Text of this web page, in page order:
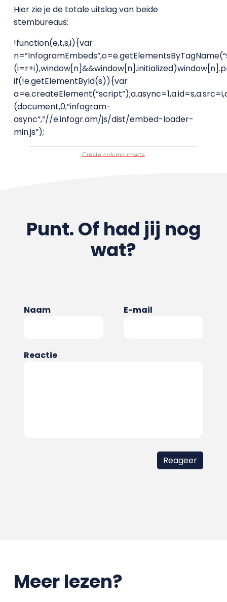
Hier zie je de totale uitslag van beide
stembureaus:
!function(e,t,s,i){var
if(!e.getElementById(s)){var
(document,0,”infogram-
async”,”//e.infogr.am/js/dist/embed-loader-
min.js”);
Create column charts
Punt. Of had jij nog
wat?
Naam E-mail
Reactie
Meer lezen?